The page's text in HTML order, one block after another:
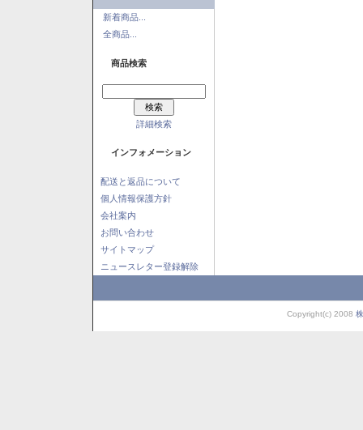
新着商品...
全商品...
商品検索
詳細検索
インフォメーション
配送と返品について
個人情報保護方針
会社案内
お問い合わせ
サイトマップ
ニュースレター登録解除
Copyright(c) 2008